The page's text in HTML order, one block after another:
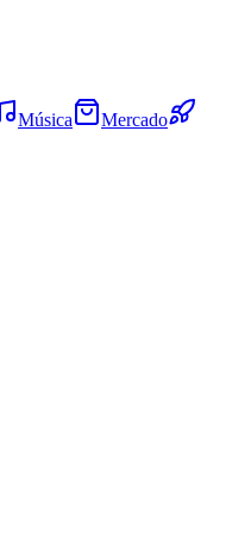
Música
Mercado